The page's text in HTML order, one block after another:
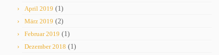
April 2019 (1)
März 2019 (2)
Februar 2019 (1)
Dezember 2018 (1)